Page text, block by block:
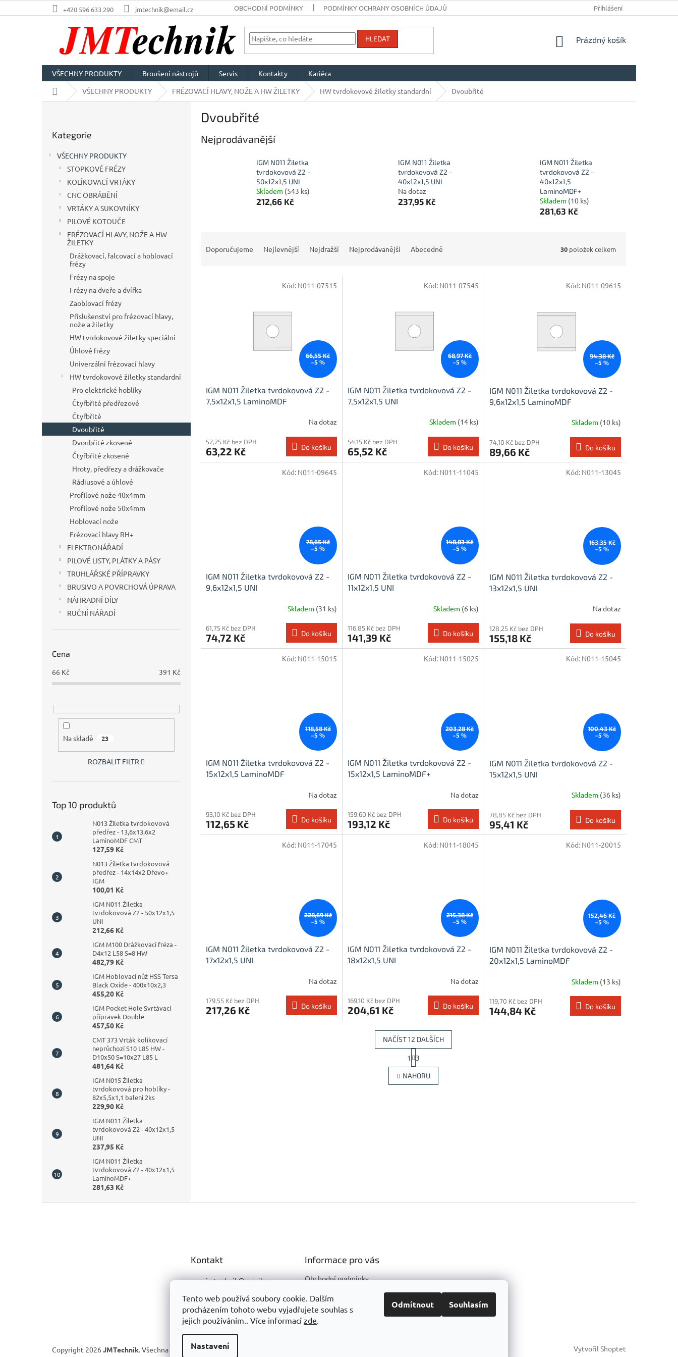
Tento web používá soubory cookie. Dalším
procházením tohoto webu vyjadřujete souhlas s
jejich používáním.. Více informací zde.
Nastavení
Odmítnout Souhlasím
na
+420 596 633 290 jmtechnik@email.cz OBCHODNÍ PODMÍNKY PODMÍNKY OCHRANY OSOBNÍCH ÚDAJŮ Přihlášení
HLEDAT
NÁKUPNÍ
Prázdný košík
VŠECHNY PRODUKTY Broušení nástrojů Servis Kontakty
Kariéra
Domů VŠECHNY PRODUKTY FRÉZOVACÍ HLAVY, NOŽE A HW ŽILETKY HW tvrdokovové žiletky standardní Dvoubřité
kategorie
Kategorie
VŠECHNY PRODUKTY
STOPKOVÉ FRÉZY
KOLÍKOVACÍ VRTÁKY
CNC OBRÁBĚNÍ
VRTÁKY A SUKOVNÍKY
PILOVÉ KOTOUČE
FRÉZOVACÍ HLAVY, NOŽE A HW
ŽILETKY
Drážkovací, falcovací a hoblovací
frézy
Frézy na spoje
Frézy na dveře a dvířka
Zaoblovací frézy
Příslušenství pro frézovací hlavy,
nože a žiletky
HW tvrdokovové žiletky speciální
Úhlové frézy
Univerzální frézovací hlavy
HW tvrdokovové žiletky standardní
Pro elektrické hoblíky
Čtyřbřité předřezové
Čtyřbřité
Dvoubřité
Dvoubřité zkosené
Čtyřbřité zkosené
Hroty, předřezy a drážkovače
Rádiusové a úhlové
Profilové nože 40x4mm
Profilové nože 50x4mm
Hoblovací nože
Frézovací hlavy RH+
ELEKTRONÁŘADÍ
PILOVÉ LISTY, PLÁTKY A PÁSY
TRUHLÁŘSKÉ PŘÍPRAVKY
BRUSIVO A POVRCHOVÁ ÚPRAVA
NÁHRADNÍ DÍLY
RUČNÍ NÁŘADÍ
Cena
66 Kč 391 Kč
Na skladě 23
ROZBALIT FILTR
Top 10 produktů
N013 Žiletka tvrdokovová
předřez - 13,6x13,6x2
LaminoMDF CMT
127,59 Kč
N013 Žiletka tvrdokovová
předřez - 14x14x2 Dřevo+
IGM
100,01 Kč
IGM N011 Žiletka
tvrdokovová Z2 - 50x12x1,5
UNI
212,66 Kč
IGM M100 Drážkovací fréza -
D4x12 L58 S=8 HW
482,79 Kč
IGM Hoblovací nůž HSS Tersa
Black Oxide - 400x10x2,3
455,20 Kč
IGM Pocket Hole Svrtávací
přípravek Double
457,50 Kč
CMT 373 Vrták kolíkovací
neprůchozí S10 L85 HW -
D10x50 S=10x27 L85 L
481,64 Kč
IGM N015 Žiletka
tvrdokovová pro hoblíky -
82x5,5x1,1 balení 2ks
229,90 Kč
IGM N011 Žiletka
tvrdokovová Z2 - 40x12x1,5
UNI
237,95 Kč
IGM N011 Žiletka
tvrdokovová Z2 - 40x12x1,5
LaminoMDF+
281,63 Kč
Dvoubřité
Nejprodávanější
IGM N011 Žiletka
tvrdokovová Z2 -
50x12x1,5 UNI
Skladem (543 ks)
212,66 Kč
IGM N011 Žiletka
tvrdokovová Z2 -
40x12x1,5 UNI
Na dotaz
237,95 Kč
IGM N011 Žiletka
tvrdokovová Z2 -
40x12x1,5
LaminoMDF+
Skladem (10 ks)
281,63 Kč
Doporučujeme Nejlevnější Nejdražší Nejprodávanější Abecedně 30 položek celkem
66,55 Kč
–5 %
IGM N011 Žiletka tvrdokovová Z2 -
7,5x12x1,5 LaminoMDF
Na dotaz
52,25 Kč bez DPH
63,22 Kč Do košíku
Kód: N011-07515
68,97 Kč
–5 %
IGM N011 Žiletka tvrdokovová Z2 -
7,5x12x1,5 UNI
Skladem (14 ks)
54,15 Kč bez DPH
65,52 Kč Do košíku
Kód: N011-07545
94,38 Kč
–5 %
IGM N011 Žiletka tvrdokovová Z2 -
9,6x12x1,5 LaminoMDF
Skladem (10 ks)
74,10 Kč bez DPH
89,66 Kč Do košíku
Kód: N011-09615
78,65 Kč
–5 %
IGM N011 Žiletka tvrdokovová Z2 -
9,6x12x1,5 UNI
Skladem (31 ks)
61,75 Kč bez DPH
74,72 Kč Do košíku
Kód: N011-09645
148,83 Kč
–5 %
IGM N011 Žiletka tvrdokovová Z2 -
11x12x1,5 UNI
Skladem (6 ks)
116,85 Kč bez DPH
141,39 Kč Do košíku
Kód: N011-11045
163,35 Kč
–5 %
IGM N011 Žiletka tvrdokovová Z2 -
13x12x1,5 UNI
Na dotaz
128,25 Kč bez DPH
155,18 Kč Do košíku
Kód: N011-13045
118,58 Kč
–5 %
IGM N011 Žiletka tvrdokovová Z2 -
15x12x1,5 LaminoMDF
Na dotaz
93,10 Kč bez DPH
112,65 Kč Do košíku
Kód: N011-15015
203,28 Kč
–5 %
IGM N011 Žiletka tvrdokovová Z2 -
15x12x1,5 LaminoMDF+
Na dotaz
159,60 Kč bez DPH
193,12 Kč Do košíku
Kód: N011-15025
100,43 Kč
–5 %
IGM N011 Žiletka tvrdokovová Z2 -
15x12x1,5 UNI
Skladem (36 ks)
78,85 Kč bez DPH
95,41 Kč Do košíku
Kód: N011-15045
228,69 Kč
–5 %
IGM N011 Žiletka tvrdokovová Z2 -
17x12x1,5 UNI
Na dotaz
179,55 Kč bez DPH
217,26 Kč Do košíku
Kód: N011-17045
215,38 Kč
–5 %
IGM N011 Žiletka tvrdokovová Z2 -
18x12x1,5 UNI
Na dotaz
169,10 Kč bez DPH
204,61 Kč Do košíku
Kód: N011-18045
152,46 Kč
–5 %
IGM N011 Žiletka tvrdokovová Z2 -
20x12x1,5 LaminoMDF
Skladem (13 ks)
119,70 Kč bez DPH
144,84 Kč Do košíku
Kód: N011-20015
O
v
l
p
NAČÍST 12 DALŠÍCH
t
r
á
n
1 3
NAHORU
Kontakt
jmtechnik@email.cz
+420 596 633 290
+420 603 857 271
Informace pro vás
Obchodní podmínky
Podmínky ochrany osobních
údajů
Vytvořil Shoptet
Copyright 2026 JMTechnik. Všechna práva vyhrazena.Upravit nastavení cookies